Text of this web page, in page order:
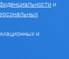
и
и